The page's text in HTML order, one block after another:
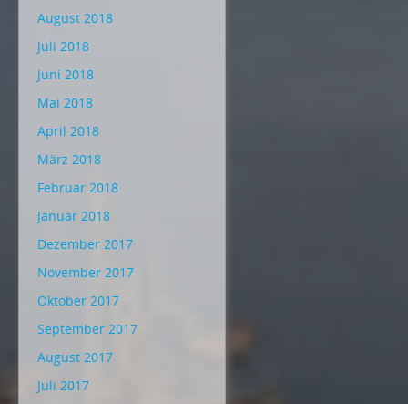
August 2018
Juli 2018
Juni 2018
Mai 2018
April 2018
März 2018
Februar 2018
Januar 2018
Dezember 2017
November 2017
Oktober 2017
September 2017
August 2017
Juli 2017